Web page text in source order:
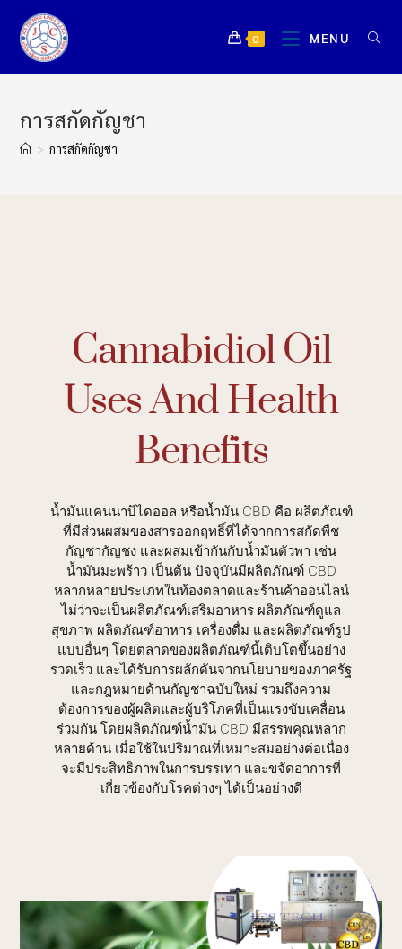
0 MENU
การสกัดกัญชา
> การสกัดกัญชา
Cannabidiol Oil
Uses And Health
Benefits
น้ำมันแคนนาบิไดออล หรือน้ำมัน CBD คือ ผลิตภัณฑ์
ที่มีส่วนผสมของสารออกฤทธิ์ที่ได้จากการสกัดพืช
กัญชากัญชง และผสมเข้ากันกับน้ำมันตัวพา เช่น
น้ำมันมะพร้าว เป็นต้น ปัจจุบันมีผลิตภัณฑ์ CBD
หลากหลายประเภทในท้องตลาดและร้านค้าออนไลน์
ไม่ว่าจะเป็นผลิตภัณฑ์เสริมอาหาร ผลิตภัณฑ์ดูแล
สุขภาพ ผลิตภัณฑ์อาหาร เครื่องดื่ม และผลิตภัณฑ์รูป
แบบอื่นๆ โดยตลาดของผลิตภัณฑ์นี้เติบโตขึ้นอย่าง
รวดเร็ว และได้รับการผลักดันจากนโยบายของภาครัฐ
และกฎหมายด้านกัญชาฉบับใหม่ รวมถึงความ
ต้องการของผู้ผลิตและผู้บริโภคที่เป็นแรงขับเคลื่อน
ร่วมกัน โดยผลิตภัณฑ์น้ำมัน CBD มีสรรพคุณหลาก
หลายด้าน เมื่อใช้ในปริมาณที่เหมาะสมอย่างต่อเนื่อง
จะมีประสิทธิภาพในการบรรเทา และขจัดอาการที่
เกี่ยวข้องกับโรคต่างๆ ได้เป็นอย่างดี